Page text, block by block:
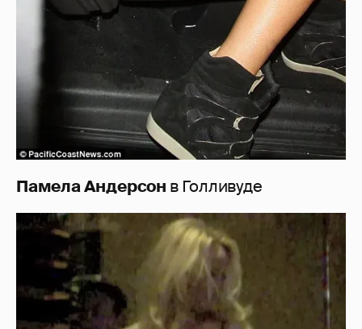
Памела Андерсон в Голливуде